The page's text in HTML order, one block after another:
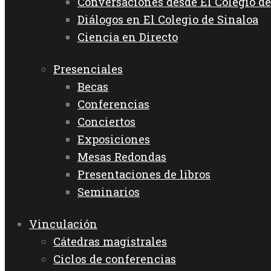
Diálogos en El Colegio de Sinaloa
Ciencia en Directo
Presenciales
Becas
Conferencias
Conciertos
Exposiciones
Mesas Redondas
Presentaciones de libros
Seminarios
Vinculación
Cátedras magistrales
Ciclos de conferencias